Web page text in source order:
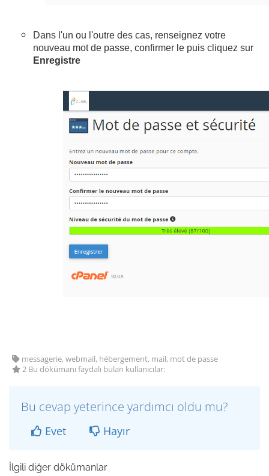
Dans l'un ou l'outre des cas, renseignez votre
nouveau mot de passe, confirmer le puis cliquez sur
Enregistre
messagerie, webmail, hébergement, mail, mot de passe
2 Bu dökümanı faydalı bulan kullanıcılar:
Bu cevap yeterince yardımcı oldu mu?
Evet Hayır
İlgili diğer dökümanlar